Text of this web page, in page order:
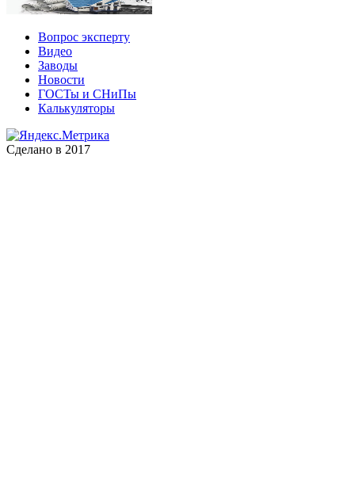
Вопрос эксперту
Видео
Заводы
Новости
ГОСТы и СНиПы
Калькуляторы
Сделано в 2017